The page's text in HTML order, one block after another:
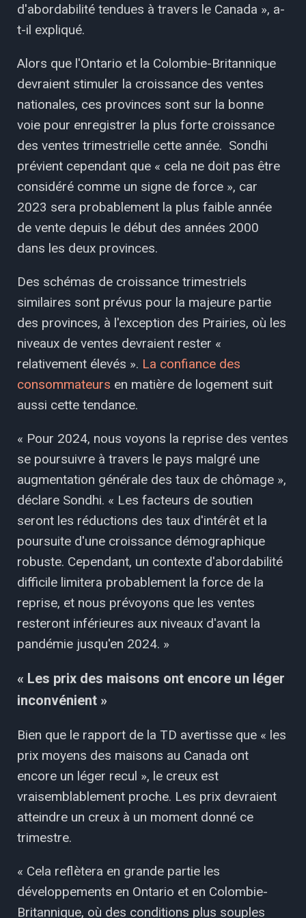
d'abordabilité tendues à travers le Canada », a-
t-il expliqué.
Alors que l'Ontario et la Colombie-Britannique
devraient stimuler la croissance des ventes
nationales, ces provinces sont sur la bonne
voie pour enregistrer la plus forte croissance
des ventes trimestrielle cette année. Sondhi
prévient cependant que « cela ne doit pas être
considéré comme un signe de force », car
2023 sera probablement la plus faible année
de vente depuis le début des années 2000
dans les deux provinces.
Des schémas de croissance trimestriels
similaires sont prévus pour la majeure partie
des provinces, à l'exception des Prairies, où les
niveaux de ventes devraient rester «
relativement élevés ». La confiance des
consommateurs en matière de logement suit
aussi cette tendance.
« Pour 2024, nous voyons la reprise des ventes
se poursuivre à travers le pays malgré une
augmentation générale des taux de chômage »,
déclare Sondhi. « Les facteurs de soutien
seront les réductions des taux d'intérêt et la
poursuite d'une croissance démographique
robuste. Cependant, un contexte d'abordabilité
difficile limitera probablement la force de la
reprise, et nous prévoyons que les ventes
resteront inférieures aux niveaux d'avant la
pandémie jusqu'en 2024. »
« Les prix des maisons ont encore un léger
inconvénient »
Bien que le rapport de la TD avertisse que « les
prix moyens des maisons au Canada ont
encore un léger recul », le creux est
vraisemblablement proche. Les prix devraient
atteindre un creux à un moment donné ce
trimestre.
« Cela reflètera en grande partie les
développements en Ontario et en Colombie-
Britannique, où des conditions plus souples